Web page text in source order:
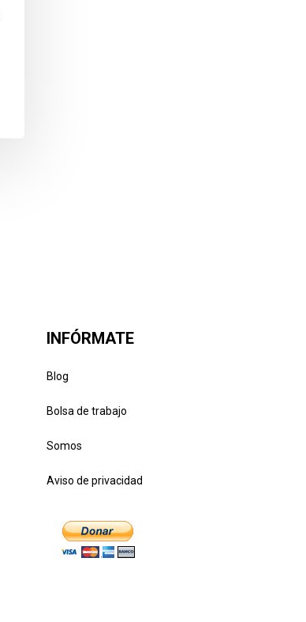
INFÓRMATE
Blog
Bolsa de trabajo
Somos
Aviso de privacidad